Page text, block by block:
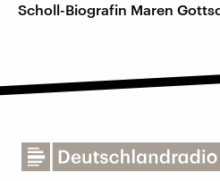
Scholl-Biografin Maren